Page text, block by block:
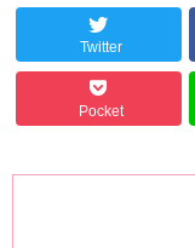
Twitter
Pocket